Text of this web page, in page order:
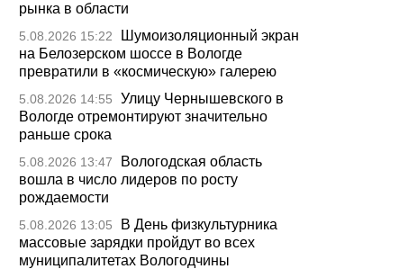
рынка в области
5.08.2026 15:22
Шумоизоляционный экран
на Белозерском шоссе в Вологде
превратили в «космическую» галерею
5.08.2026 14:55
Улицу Чернышевского в
Вологде отремонтируют значительно
раньше срока
5.08.2026 13:47
Вологодская область
вошла в число лидеров по росту
рождаемости
5.08.2026 13:05
В День физкультурника
массовые зарядки пройдут во всех
муниципалитетах Вологодчины